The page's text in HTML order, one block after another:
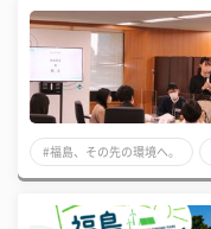
#福島、その先の環境へ。